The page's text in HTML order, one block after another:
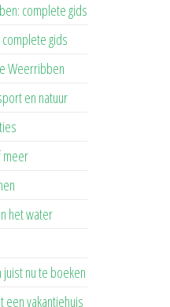
complete gids
gids
Weerribben
en natuur
meer
het water
nu te boeken
een vakantiehuis